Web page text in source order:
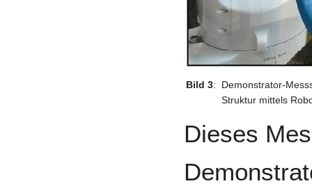
Bild 3:
Demonstrator-
Struktur mittels
Dieses